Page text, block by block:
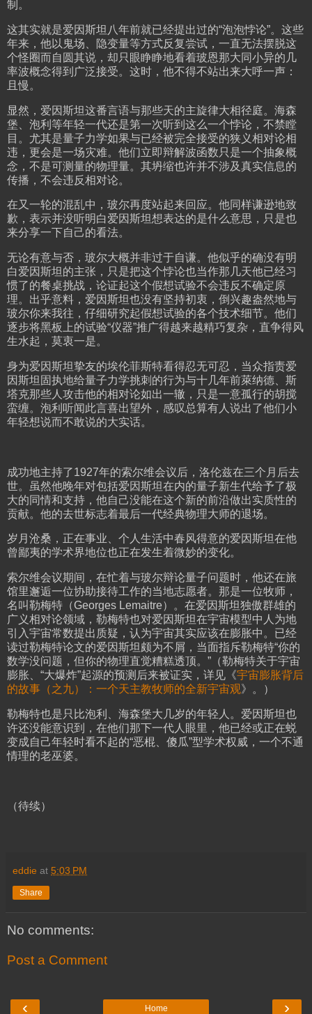
制。
这其实就是爱因斯坦八年前就已经提出过的“泡泡悖论”。这些
年来，他以鬼场、隐变量等方式反复尝试，一直无法摆脱这
个怪圈而自圆其说，却只眼睁睁地看着玻恩那大同小异的几
率波概念得到广泛接受。这时，他不得不站出来大呼一声：
且慢。
显然，爱因斯坦这番言语与那些天的主旋律大相径庭。海森
堡、泡利等年轻一代还是第一次听到这么一个悖论，不禁瞠
目。尤其是量子力学如果与已经被完全接受的狭义相对论相
违，更会是一场灾难。他们立即辩解波函数只是一个抽象概
念，不是可测量的物理量。其坍缩也许并不涉及真实信息的
传播，不会违反相对论。
在又一轮的混乱中，玻尔再度站起来回应。他同样谦逊地致
歉，表示并没听明白爱因斯坦想表达的是什么意思，只是也
来分享一下自己的看法。
无论有意与否，玻尔大概并非过于自谦。他似乎的确没有明
白爱因斯坦的主张，只是把这个悖论也当作那几天他已经习
惯了的餐桌挑战，论证起这个假想试验不会违反不确定原
理。出乎意料，爱因斯坦也没有坚持初衷，倒兴趣盎然地与
玻尔你来我往，仔细研究起假想试验的各个技术细节。他们
逐步将黑板上的试验“仪器”推广得越来越精巧复杂，直争得风
生水起，莫衷一是。
身为爱因斯坦挚友的埃伦菲斯特看得忍无可忍，当众指责爱
因斯坦固执地给量子力学挑刺的行为与十几年前萊纳德、斯
塔克那些人攻击他的相对论如出一辙，只是一意孤行的胡搅
蛮缠。泡利听闻此言喜出望外，感叹总算有人说出了他们小
年轻想说而不敢说的大实话。
成功地主持了1927年的索尔维会议后，洛伦兹在三个月后去
世。虽然他晚年对包括爱因斯坦在内的量子新生代给予了极
大的同情和支持，他自己没能在这个新的前沿做出实质性的
贡献。他的去世标志着最后一代经典物理大师的退场。
岁月沧桑，正在事业、个人生活中春风得意的爱因斯坦在他
曾鄙夷的学术界地位也正在发生着微妙的变化。
索尔维会议期间，在忙着与玻尔辩论量子问题时，他还在旅
馆里邂逅一位协助接待工作的当地志愿者。那是一位牧师，
名叫勒梅特（Georges Lemaitre）。在爱因斯坦独傲群雄的
广义相对论领域，勒梅特也对爱因斯坦在宇宙模型中人为地
引入宇宙常数提出质疑，认为宇宙其实应该在膨胀中。已经
读过勒梅特论文的爱因斯坦颇为不屑，当面指斥勒梅特“你的
数学没问题，但你的物理直觉糟糕透顶。”（勒梅特关于宇宙
膨胀、“大爆炸”起源的预测后来被证实，详见《宇宙膨胀背后
的故事（之九）：一个天主教牧师的全新宇宙观》。）
勒梅特也是只比泡利、海森堡大几岁的年轻人。爱因斯坦也
许还没能意识到，在他们那下一代人眼里，他已经或正在蜕
变成自己年轻时看不起的“恶棍、傻瓜”型学术权威，一个不通
情理的老巫婆。
（待续）
eddie at 5:03 PM
Share
No comments:
Post a Comment
‹ ›
Home